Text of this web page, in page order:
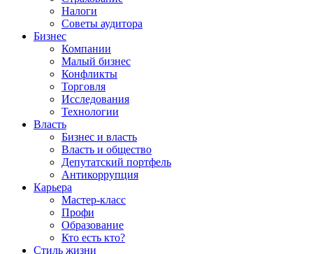
Налоги
Советы аудитора
Бизнес
Компании
Малый бизнес
Конфликты
Торговля
Исследования
Технологии
Власть
Бизнес и власть
Власть и общество
Депутатский портфель
Антикоррупция
Карьера
Мастер-класс
Профи
Образование
Кто есть кто?
Стиль жизни